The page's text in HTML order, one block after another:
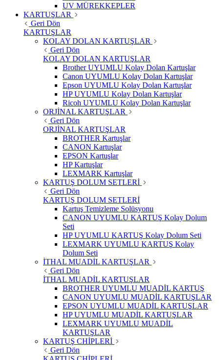
UV MÜREKKEPLER
KARTUŞLAR
Geri Dön
KARTUŞLAR
KOLAY DOLAN KARTUŞLAR
Geri Dön
KOLAY DOLAN KARTUŞLAR
Brother UYUMLU Kolay Dolan Kartuşlar
Canon UYUMLU Kolay Dolan Kartuşlar
Epson UYUMLU Kolay Dolan Kartuşlar
HP UYUMLU Kolay Dolan Kartuşlar
Ricoh UYUMLU Kolay Dolan Kartuşlar
ORJİNAL KARTUŞLAR
Geri Dön
ORJİNAL KARTUŞLAR
BROTHER Kartuşlar
CANON Kartuşlar
EPSON Kartuşlar
HP Kartuşlar
LEXMARK Kartuşlar
KARTUŞ DOLUM SETLERİ
Geri Dön
KARTUŞ DOLUM SETLERİ
Kartuş Temizleme Solüsyonu
CANON UYUMLU KARTUŞ Kolay Dolum
Seti
HP UYUMLU KARTUŞ Kolay Dolum Seti
LEXMARK UYUMLU KARTUŞ Kolay
Dolum Seti
İTHAL MUADİL KARTUŞLAR
Geri Dön
İTHAL MUADİL KARTUŞLAR
BROTHER UYUMLU MUADİL KARTUŞ
CANON UYUMLU MUADİL KARTUŞLAR
EPSON UYUMLU MUADİL KARTUŞLAR
HP UYUMLU MUADİL KARTUŞLAR
LEXMARK UYUMLU MUADİL
KARTUŞLAR
KARTUŞ CHİPLERİ
Geri Dön